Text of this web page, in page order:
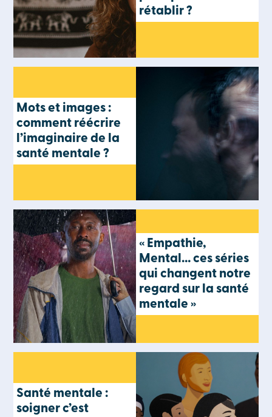
rétablir ?
Mots et images :
comment réécrire
l’imaginaire de la
santé mentale ?
« Empathie,
Mental… ces séries
qui changent notre
regard sur la santé
mentale »
Santé mentale :
soigner c’est